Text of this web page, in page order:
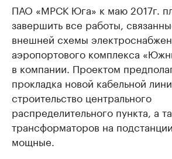
ПАО «МРСК Юга» к маю 2017г.
завершить все работы,
внешней схемы
аэропортового комплекса
в компании. Проектом
прокладка новой кабельной
строительство центрального
распределительного пункта, а
трансформаторов на
мощные.